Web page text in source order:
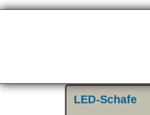
LED-Schafe